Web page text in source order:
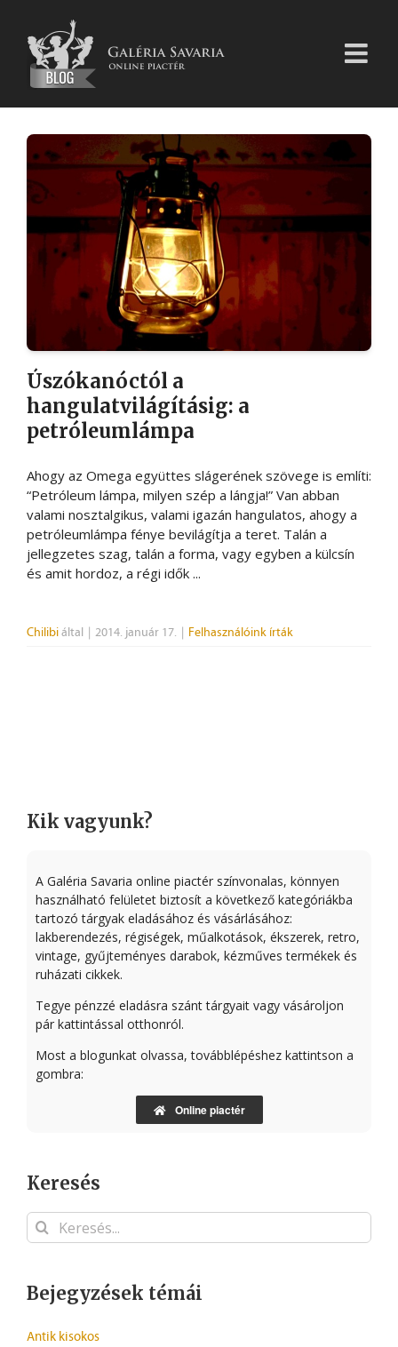
Úszókanóctól a
hangulatvilágításig: a
petróleumlámpa
Ahogy az Omega együttes slágerének szövege is említi:
“Petróleum lámpa, milyen szép a lángja!” Van abban
valami nosztalgikus, valami igazán hangulatos, ahogy a
petróleumlámpa fénye bevilágítja a teret. Talán a
jellegzetes szag, talán a forma, vagy egyben a külcsín
és amit hordoz, a régi idők ...
Chilibiáltal | 2014. január 17. | Felhasználóink írták
Kik vagyunk?
A Galéria Savaria online piactér színvonalas, könnyen
használható felületet biztosít a következő kategóriákba
tartozó tárgyak eladásához és vásárlásához:
lakberendezés, régiségek, műalkotások, ékszerek, retro,
vintage, gyűjteményes darabok, kézműves termékek és
ruházati cikkek.
Tegye pénzzé eladásra szánt tárgyait vagy vásároljon
pár kattintással otthonról.
Most a blogunkat olvassa, továbblépéshez kattintson a
gombra:
Online piactér
Keresés
Keresés...
Bejegyzések témái
Antik kisokos